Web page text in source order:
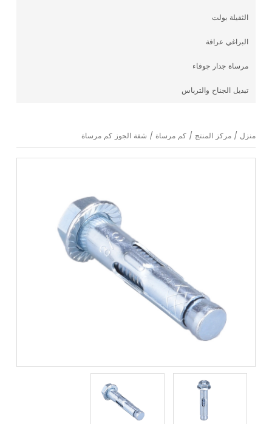
الثقيلة بولت
البراغي عرافة
مرساة جدار جوفاء
تبديل الجناح والترباس
منزل/ مركز المنتج/ كم مرساة/ شفة الجوز كم مرساة